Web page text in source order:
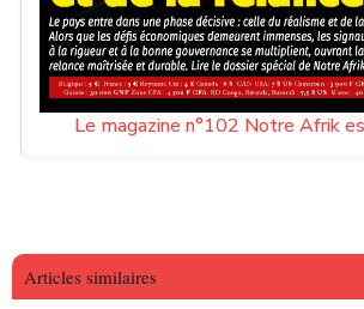
Le magazine n°102 Notre Afrik
Articles similaires